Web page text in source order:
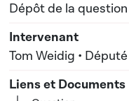
Dépôt de la question
Tom Weidig • Député